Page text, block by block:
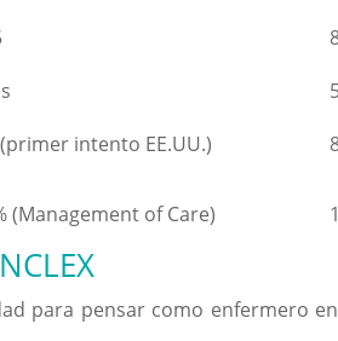
intento EE.UU.)
(Management of Care)
para pensar como enfermero